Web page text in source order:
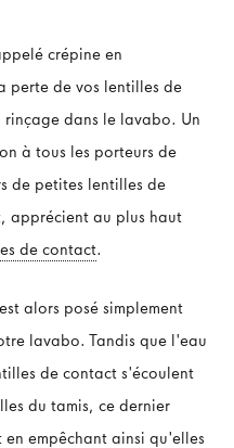
crépine en
perte de vos lentilles de
dans le lavabo. Un
à tous les porteurs de
de petites lentilles de
apprécient au plus haut
de contact.
alors posé simplement
lavabo. Tandis que l'eau
de contact s'écoulent
du tamis, ce dernier
empêchant ainsi qu'elles